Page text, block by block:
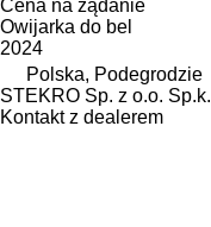
Cena na żądanie
Owijarka do bel
2024
Polska, Podegrodzie
STEKRO Sp. z o.o. Sp.k.
Kontakt z dealerem